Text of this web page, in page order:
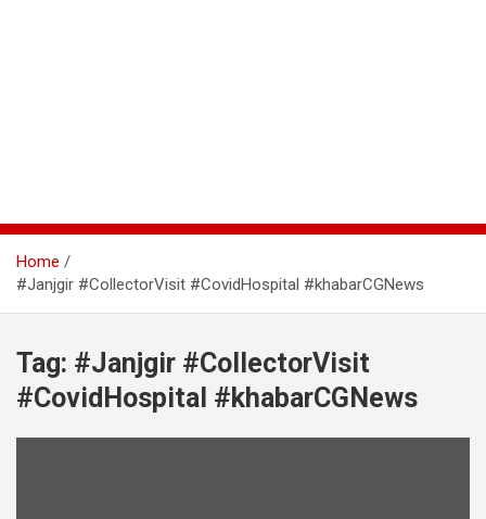
Home
#Janjgir #CollectorVisit #CovidHospital #khabarCGNews
Tag: #Janjgir #CollectorVisit
#CovidHospital #khabarCGNews